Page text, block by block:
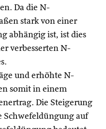
Da die N-
stark von einer
abhängig ist, ist dies
verbesserten N-
und erhöhte N-
somit in einem
Die Steigerung
Schwefeldüngung auf